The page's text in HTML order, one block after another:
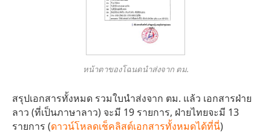
หน้าตาของโฉนดนำส่งจาก ตม.
สรุปเอกสารทั้งหมด รวมใบนำส่งจาก ตม. แล้ว เอกสารฝ่าย
ลาว (ที่เป็นภาษาลาว) จะมี 19 รายการ, ฝ่ายไทยจะมี 13
รายการ (ดาวน์โหลดเช็คลิสต์เอกสารทั้งหมดได้ที่นี่)